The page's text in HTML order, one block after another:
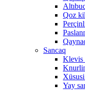
Qoz
Sancaq
Klevis
Yay